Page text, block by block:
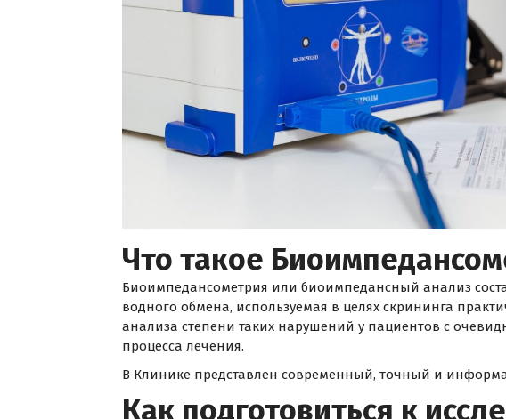
Что такое
Биоимпедансометрия или биоимпедансный анализ
водного обмена, используемая в целях скрининга
анализа степени таких нарушений у пациентов с
процесса лечения.
В Клинике представлен современный, точный и
Как подготовиться к